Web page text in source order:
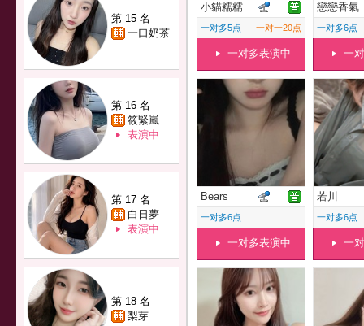
第 15 名
一口奶茶
第 16 名
筱緊嵐
表演中
第 17 名
白日夢
表演中
第 18 名
梨芽
小貓糯糯
一对多5点 一对一20点
一对多表演中
戀戀香氣
一对多6点
一
Bears
一对多6点
一对多表演中
若川
一对多6点
一